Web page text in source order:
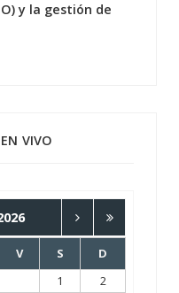
y la gestión de
VIVO
V S
D
1
2